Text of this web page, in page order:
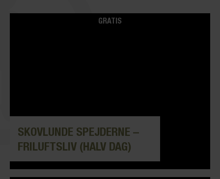
GRATIS
SKOVLUNDE SPEJDERNE –
FRILUFTSLIV (HALV DAG)